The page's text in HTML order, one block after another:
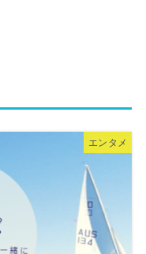
エンタメ